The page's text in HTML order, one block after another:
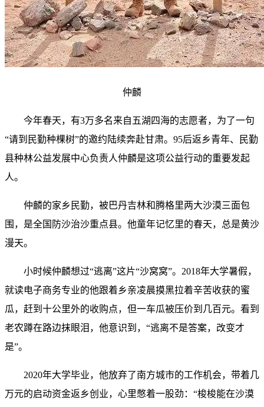
仲麟
今年春天，有3万多名来自五湖四海的志愿者，为了一句
“请到民勤种棵树”的邀约陆续奔赴甘肃。95后返乡青年、民勤
县种林公益发展中心负责人仲麟是这项公益行动的重要发起
人。
仲麟的家乡民勤，被巴丹吉林和腾格里两大沙漠三面包
围，是全国防沙治沙重点县。他童年记忆里的春天，总是黄沙
漫天。
小时候仲麟想过“逃离”这片“沙窝窝”。2018年大学暑假，
就读电子商务专业的他跟着乡亲凌晨摸黑拉着辛苦收获的蜜
瓜，赶到十公里外的收购点，但一车瓜被压价到几百元。看到
老农蹲在路边抹眼泪，他意识到，“逃离不是答案，改变才
是”。
2020年大学毕业，他放弃了南方城市的工作机会，带着几
万元的启动资金返乡创业，心里憋着一股劲：“梭梭能在沙漠